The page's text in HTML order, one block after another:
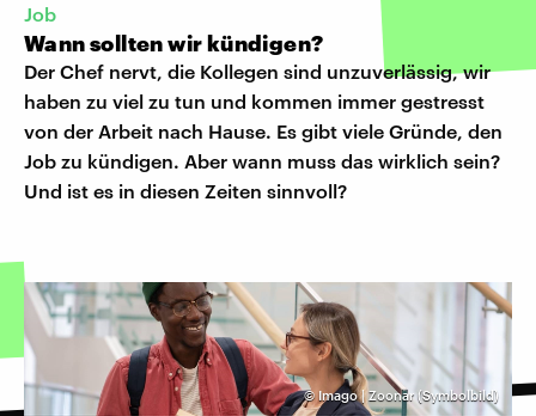
Job
Wann sollten wir kündigen?
Der Chef nervt, die Kollegen sind unzuverlässig, wir
haben zu viel zu tun und kommen immer gestresst
von der Arbeit nach Hause. Es gibt viele Gründe, den
Job zu kündigen. Aber wann muss das wirklich sein?
Und ist es in diesen Zeiten sinnvoll?
© Imago | Zoonar (Symbolbild)